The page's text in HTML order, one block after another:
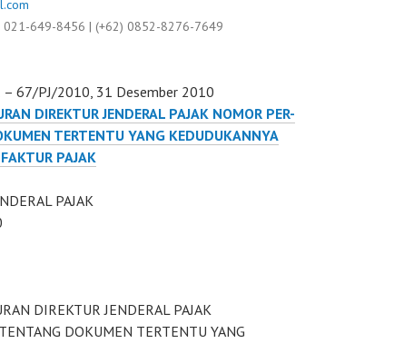
649-8456 | (+62) 0852-8276-7649
– 67/PJ/2010, 31 Desember 2010
DIREKTUR JENDERAL PAJAK NOMOR PER-
TERTENTU YANG KEDUDUKANNYA
PAJAK
PAJAK
DIREKTUR JENDERAL PAJAK
TENTANG DOKUMEN TERTENTU YANG